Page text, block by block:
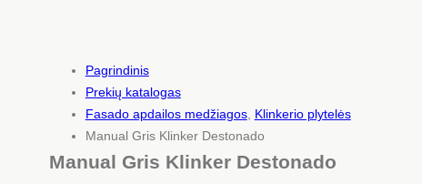
Pagrindinis
Prekių katalogas
Fasado apdailos medžiagos, Klinkerio plytelės
Manual Gris Klinker Destonado
Manual Gris Klinker Destonado